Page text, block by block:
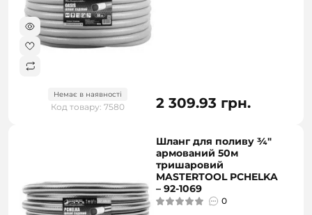
Немає в наявності
Код товару: 7580 2 309.93 грн.
Шланг для поливу ¾"
армований 50м
тришаровий
MASTERTOOL PCHELKA
– 92-1069
0